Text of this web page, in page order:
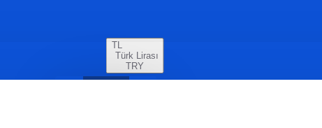
TL
Türk Lirası
TRY